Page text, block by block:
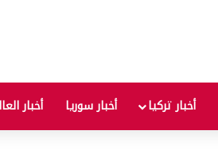
أخبار تركيا أخبار سوريا أخبار